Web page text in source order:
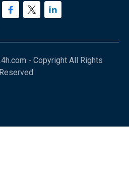
- Copyright All Rights
Reserved